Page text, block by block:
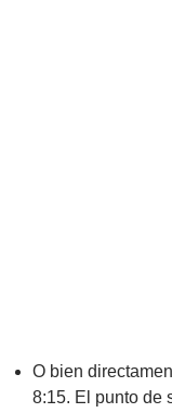
O bien
8:15. El punto de